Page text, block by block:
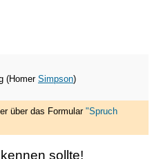
(Homer Simpson)
über das Formular "Spruch
sollte!